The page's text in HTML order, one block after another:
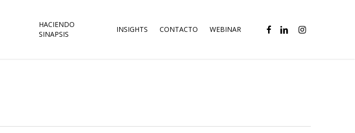
HACIENDO
SINAPSIS
INSIGHTS CONTACTO WEBINAR FACEBOOKLINKEDININSTAGRAM